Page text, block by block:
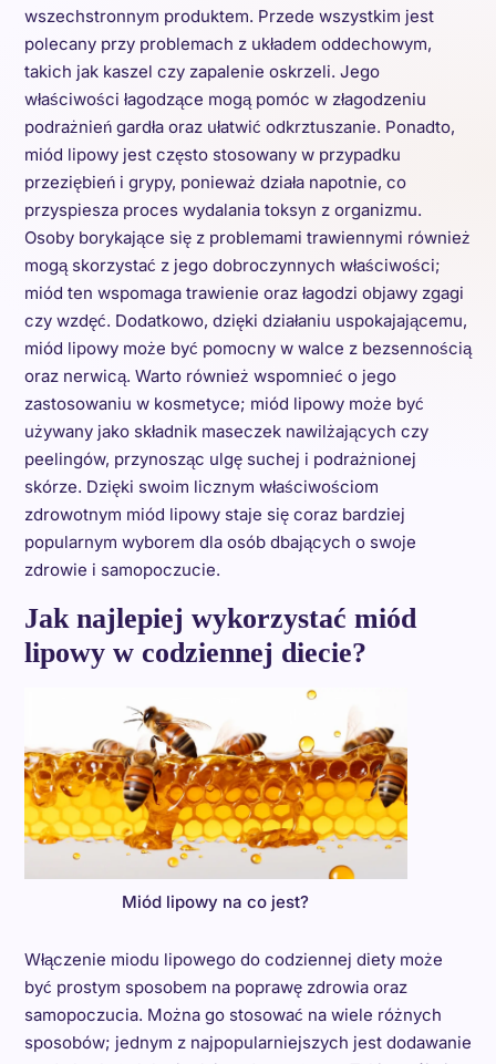
wszechstronnym produktem. Przede wszystkim jest
polecany przy problemach z układem oddechowym,
takich jak kaszel czy zapalenie oskrzeli. Jego
właściwości łagodzące mogą pomóc w złagodzeniu
podrażnień gardła oraz ułatwić odkrztuszanie. Ponadto,
miód lipowy jest często stosowany w przypadku
przeziębień i grypy, ponieważ działa napotnie, co
przyspiesza proces wydalania toksyn z organizmu.
Osoby borykające się z problemami trawiennymi również
mogą skorzystać z jego dobroczynnych właściwości;
miód ten wspomaga trawienie oraz łagodzi objawy zgagi
czy wzdęć. Dodatkowo, dzięki działaniu uspokajającemu,
miód lipowy może być pomocny w walce z bezsennością
oraz nerwicą. Warto również wspomnieć o jego
zastosowaniu w kosmetyce; miód lipowy może być
używany jako składnik maseczek nawilżających czy
peelingów, przynosząc ulgę suchej i podrażnionej
skórze. Dzięki swoim licznym właściwościom
zdrowotnym miód lipowy staje się coraz bardziej
popularnym wyborem dla osób dbających o swoje
zdrowie i samopoczucie.
Jak najlepiej wykorzystać miód
lipowy w codziennej diecie?
Miód lipowy na co jest?
Włączenie miodu lipowego do codziennej diety może
być prostym sposobem na poprawę zdrowia oraz
samopoczucia. Można go stosować na wiele różnych
sposobów; jednym z najpopularniejszych jest dodawanie